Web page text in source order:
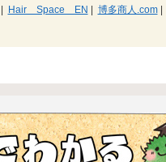
Hair Space EN 博多商人.com|